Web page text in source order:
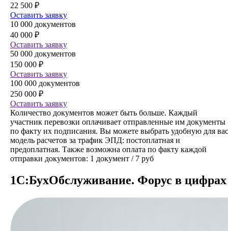
22 500 ₽
Оставить заявку
10 000 документов
40 000 ₽
Оставить заявку
50 000 документов
150 000 ₽
Оставить заявку
100 000 документов
250 000 ₽
Оставить заявку
Количество документов может быть больше. Каждый
участник перевозки оплачивает отправленные им документы
по факту их подписания. Вы можете выбрать удобную для вас
модель расчетов за трафик ЭПД: постоплатная и
предоплатная. Также возможна оплата по факту каждой
отправки документов: 1 документ / 7 руб
1С:БухОбслужи­вание. Форус в цифрах